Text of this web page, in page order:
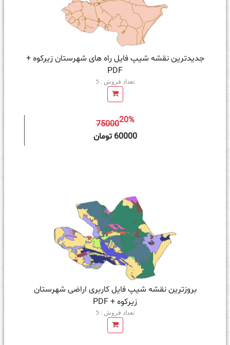
جدیدترین نقشه شیپ فایل راه های شهرستان زیرکوه +
PDF
تعداد فروش : 5
7500020%
60000 تومان
بروزترین نقشه شیپ فایل کاربری اراضی شهرستان
زیرکوه + PDF
تعداد فروش : 5